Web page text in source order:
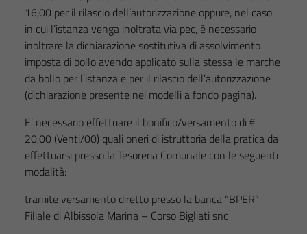
16,00 per il rilascio dell’autorizzazione oppure, nel caso
in cui l’istanza venga inoltrata via pec, è necessario
inoltrare la dichiarazione sostitutiva di assolvimento
imposta di bollo avendo applicato sulla stessa le marche
da bollo per l’istanza e per il rilascio dell’autorizzazione
(dichiarazione presente nei modelli a fondo pagina).
E’ necessario effettuare il bonifico/versamento di €
20,00 (Venti/00) quali oneri di istruttoria della pratica da
effettuarsi presso la Tesoreria Comunale con le seguenti
modalità:
tramite versamento diretto presso la banca “BPER” -
Filiale di Albissola Marina – Corso Bigliati snc